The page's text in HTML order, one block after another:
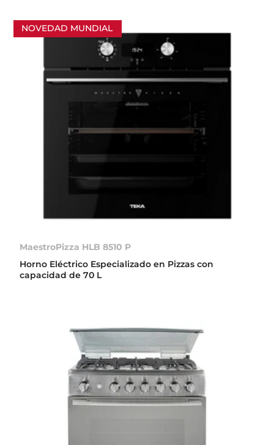
NOVEDAD MUNDIAL
MaestroPizza HLB 8510 P
Horno Eléctrico Especializado en Pizzas con
capacidad de 70 L